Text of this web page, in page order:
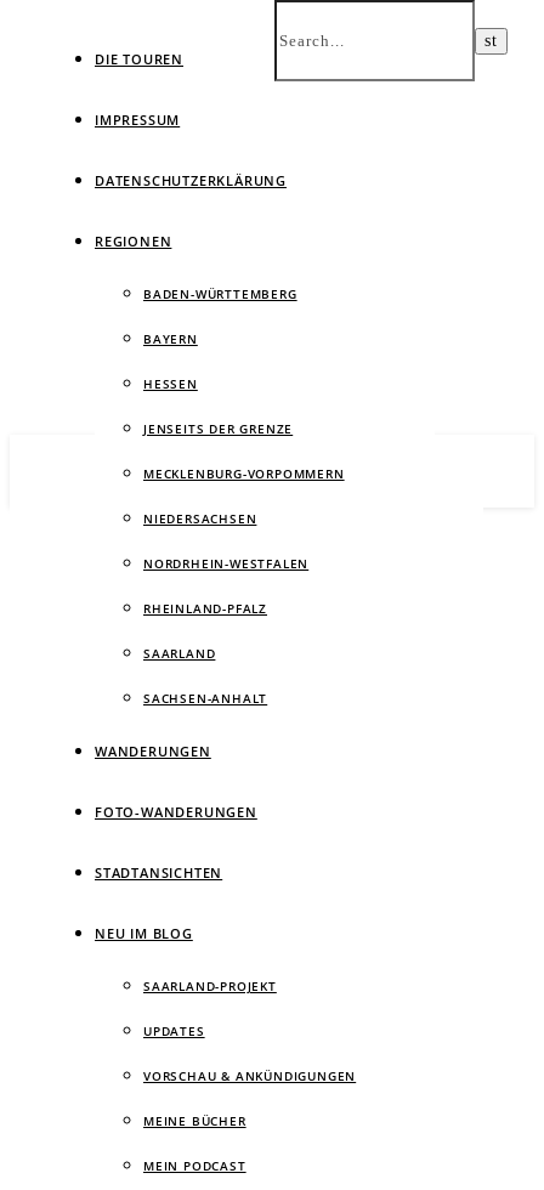
DIE TOUREN
IMPRESSUM
DATENSCHUTZERKLÄRUNG
REGIONEN
BADEN-WÜRTTEMBERG
BAYERN
HESSEN
JENSEITS DER GRENZE
MECKLENBURG-VORPOMMERN
NIEDERSACHSEN
NORDRHEIN-WESTFALEN
RHEINLAND-PFALZ
SAARLAND
SACHSEN-ANHALT
WANDERUNGEN
FOTO-WANDERUNGEN
STADTANSICHTEN
NEU IM BLOG
SAARLAND-PROJEKT
UPDATES
VORSCHAU & ANKÜNDIGUNGEN
MEINE BÜCHER
MEIN PODCAST